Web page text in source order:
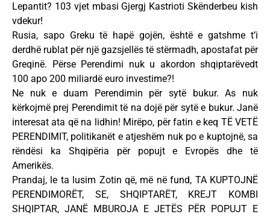
Lepantit? 103 vjet mbasi Gjergj Kastrioti Skënderbeu kish
vdekur!
Rusia, sapo Greku të hapë gojën, është e gatshme t’i
derdhë rublat për një gazsjellës të stërmadh, apostafat për
Greqinë. Përse Perendimi nuk u akordon shqiptarëvedt
100 apo 200 miliardë euro investime?!
Ne nuk e duam Perendimin për sytë bukur. As nuk
kërkojmë prej Perendimit të na dojë për sytë e bukur. Janë
interesat ata që na lidhin! Mirëpo, për fatin e keq TË VETË
PERENDIMIT, politikanët e atjeshëm nuk po e kuptojnë, sa
rëndësi ka Shqipëria për popujt e Evropës dhe të
Amerikës.
Prandaj, le ta lusim Zotin që, më në fund, TA KUPTOJNË
PERENDIMORËT, SE, SHQIPTARËT, KREJT KOMBI
SHQIPTAR, JANË MBUROJA E JETËS PËR POPUJT E